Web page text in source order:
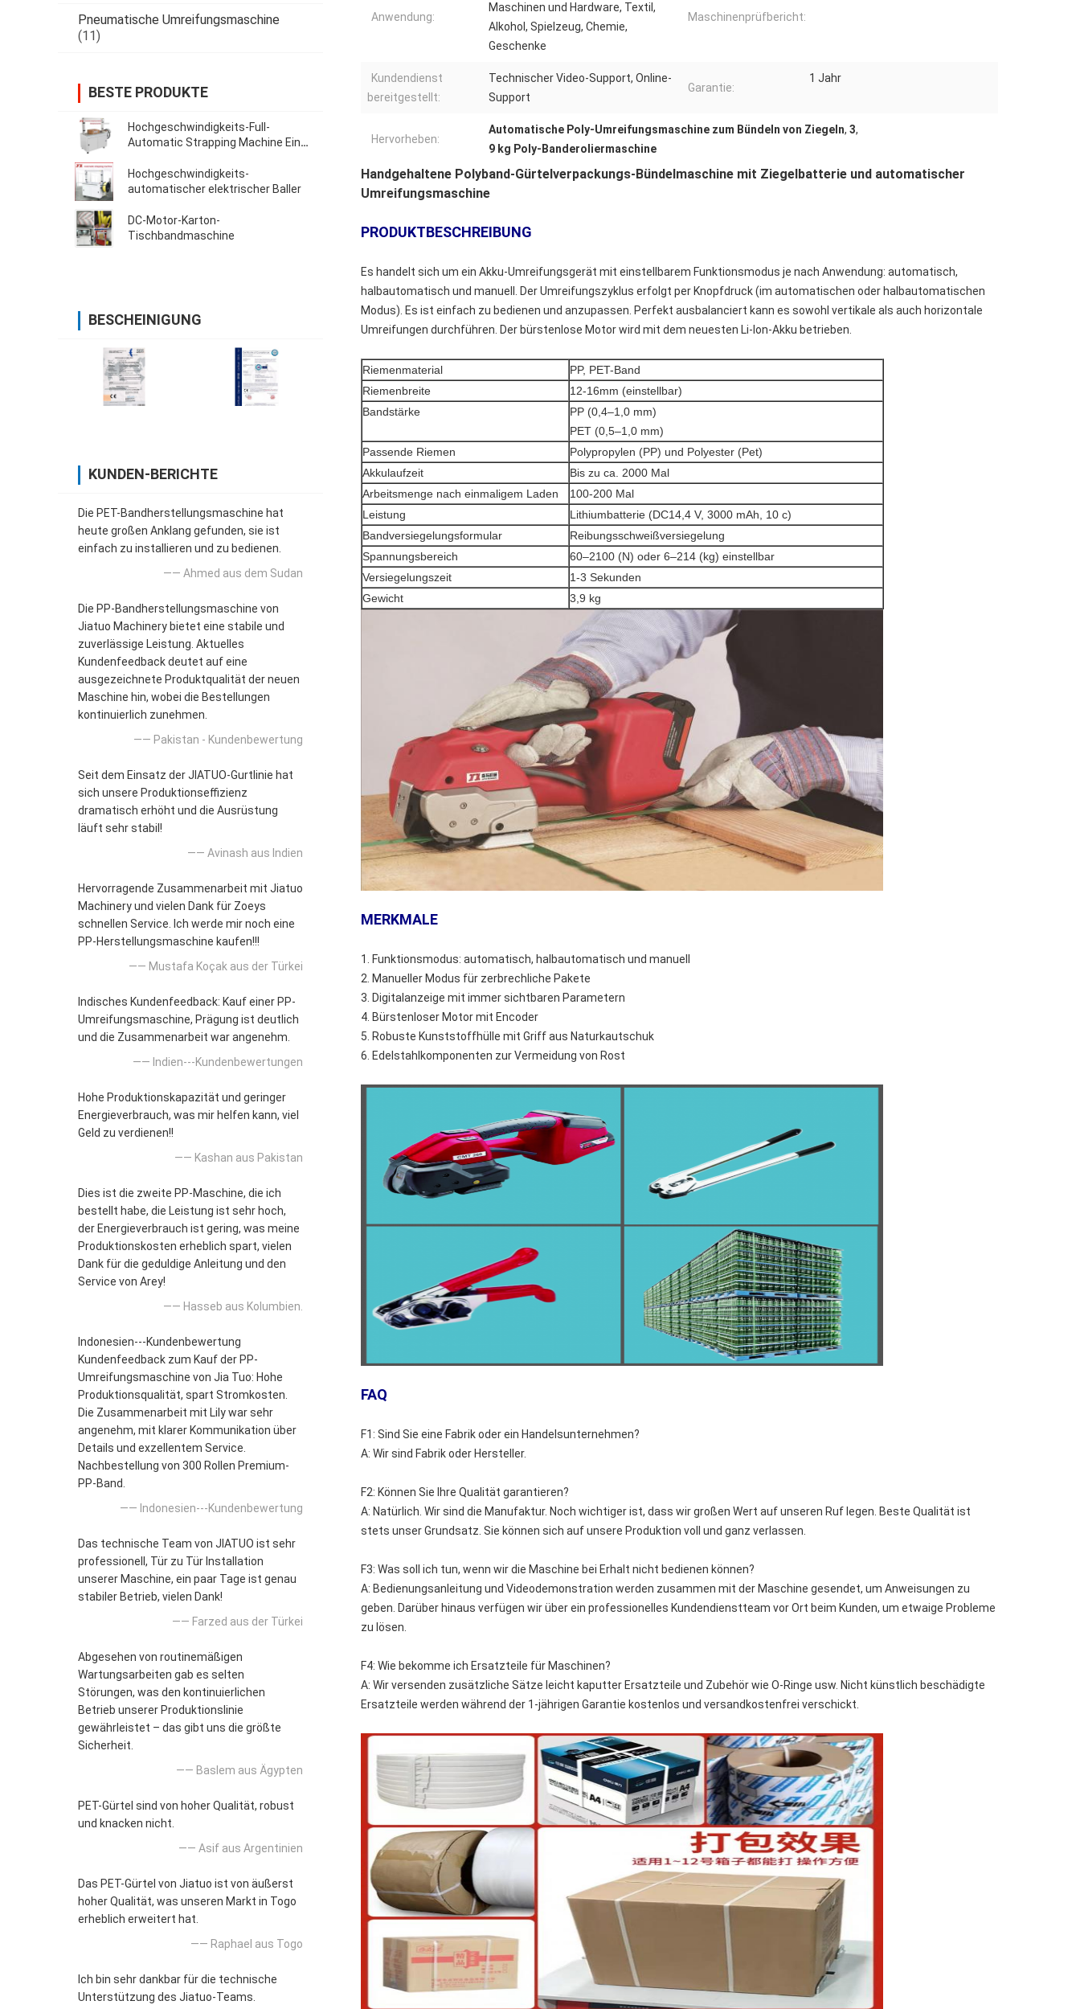
Pneumatische Umreifungsmaschine
(11)
BESTE PRODUKTE
Hochgeschwindigkeits-Full-
Automatic Strapping Machine Ein-
Bildschirm
Hochgeschwindigkeits-
automatischer elektrischer Baller
DC-Motor-Karton-
Tischbandmaschine
BESCHEINIGUNG
KUNDEN-BERICHTE
Die PET-Bandherstellungsmaschine hat
heute großen Anklang gefunden, sie ist
einfach zu installieren und zu bedienen.
—— Ahmed aus dem Sudan
Die PP-Bandherstellungsmaschine von
Jiatuo Machinery bietet eine stabile und
zuverlässige Leistung. Aktuelles
Kundenfeedback deutet auf eine
ausgezeichnete Produktqualität der neuen
Maschine hin, wobei die Bestellungen
kontinuierlich zunehmen.
—— Pakistan - Kundenbewertung
Seit dem Einsatz der JIATUO-Gurtlinie hat
sich unsere Produktionseffizienz
dramatisch erhöht und die Ausrüstung
läuft sehr stabil!
—— Avinash aus Indien
Hervorragende Zusammenarbeit mit Jiatuo
Machinery und vielen Dank für Zoeys
schnellen Service. Ich werde mir noch eine
PP-Herstellungsmaschine kaufen!!!
—— Mustafa Koçak aus der Türkei
Indisches Kundenfeedback: Kauf einer PP-
Umreifungsmaschine, Prägung ist deutlich
und die Zusammenarbeit war angenehm.
—— Indien---Kundenbewertungen
Hohe Produktionskapazität und geringer
Energieverbrauch, was mir helfen kann, viel
Geld zu verdienen!!
—— Kashan aus Pakistan
Dies ist die zweite PP-Maschine, die ich
bestellt habe, die Leistung ist sehr hoch,
der Energieverbrauch ist gering, was meine
Produktionskosten erheblich spart, vielen
Dank für die geduldige Anleitung und den
Service von Arey!
—— Hasseb aus Kolumbien.
Indonesien---Kundenbewertung
Kundenfeedback zum Kauf der PP-
Umreifungsmaschine von Jia Tuo: Hohe
Produktionsqualität, spart Stromkosten.
Die Zusammenarbeit mit Lily war sehr
angenehm, mit klarer Kommunikation über
Details und exzellentem Service.
Nachbestellung von 300 Rollen Premium-
PP-Band.
—— Indonesien---Kundenbewertung
Das technische Team von JIATUO ist sehr
professionell, Tür zu Tür Installation
unserer Maschine, ein paar Tage ist genau
stabiler Betrieb, vielen Dank!
—— Farzed aus der Türkei
Abgesehen von routinemäßigen
Wartungsarbeiten gab es selten
Störungen, was den kontinuierlichen
Betrieb unserer Produktionslinie
gewährleistet – das gibt uns die größte
Sicherheit.
—— Baslem aus Ägypten
PET-Gürtel sind von hoher Qualität, robust
und knacken nicht.
—— Asif aus Argentinien
Das PET-Gürtel von Jiatuo ist von äußerst
hoher Qualität, was unseren Markt in Togo
erheblich erweitert hat.
—— Raphael aus Togo
Ich bin sehr dankbar für die technische
Unterstützung des Jiatuo-Teams.
Anwendung:
Maschinen und Hardware, Textil,
Alkohol, Spielzeug, Chemie,
Geschenke
Maschinenprüfbericht:
Kundendienst
bereitgestellt:
Technischer Video-Support, Online-
Support
Garantie:
1 Jahr
Hervorheben:
Automatische Poly-Umreifungsmaschine zum Bündeln von Ziegeln, 3,
9 kg Poly-Banderoliermaschine
Handgehaltene Polyband-Gürtelverpackungs-Bündelmaschine mit Ziegelbatterie und automatischer
Umreifungsmaschine
PRODUKTBESCHREIBUNG
Es handelt sich um ein Akku-Umreifungsgerät mit einstellbarem Funktionsmodus je nach Anwendung: automatisch,
halbautomatisch und manuell. Der Umreifungszyklus erfolgt per Knopfdruck (im automatischen oder halbautomatischen
Modus). Es ist einfach zu bedienen und anzupassen. Perfekt ausbalanciert kann es sowohl vertikale als auch horizontale
Umreifungen durchführen. Der bürstenlose Motor wird mit dem neuesten Li-Ion-Akku betrieben.
Riemenmaterial
PP, PET-Band
Riemenbreite
12-16mm (einstellbar)
Bandstärke
PP (0,4–1,0 mm)
PET (0,5–1,0 mm)
Passende Riemen
Polypropylen (PP) und Polyester (Pet)
Akkulaufzeit
Bis zu ca. 2000 Mal
Arbeitsmenge nach einmaligem Laden
100-200 Mal
Leistung
Lithiumbatterie (DC14,4 V, 3000 mAh, 10 c)
Bandversiegelungsformular
Reibungsschweißversiegelung
Spannungsbereich
60–2100 (N) oder 6–214 (kg) einstellbar
Versiegelungszeit
1-3 Sekunden
Gewicht
3,9 kg
MERKMALE
1. Funktionsmodus: automatisch, halbautomatisch und manuell
2. Manueller Modus für zerbrechliche Pakete
3. Digitalanzeige mit immer sichtbaren Parametern
4. Bürstenloser Motor mit Encoder
5. Robuste Kunststoffhülle mit Griff aus Naturkautschuk
6. Edelstahlkomponenten zur Vermeidung von Rost
FAQ
F1: Sind Sie eine Fabrik oder ein Handelsunternehmen?
A: Wir sind Fabrik oder Hersteller.
F2: Können Sie Ihre Qualität garantieren?
A: Natürlich. Wir sind die Manufaktur. Noch wichtiger ist, dass wir großen Wert auf unseren Ruf legen. Beste Qualität ist
stets unser Grundsatz. Sie können sich auf unsere Produktion voll und ganz verlassen.
F3: Was soll ich tun, wenn wir die Maschine bei Erhalt nicht bedienen können?
A: Bedienungsanleitung und Videodemonstration werden zusammen mit der Maschine gesendet, um Anweisungen zu
geben. Darüber hinaus verfügen wir über ein professionelles Kundendienstteam vor Ort beim Kunden, um etwaige Probleme
zu lösen.
F4: Wie bekomme ich Ersatzteile für Maschinen?
A: Wir versenden zusätzliche Sätze leicht kaputter Ersatzteile und Zubehör wie O-Ringe usw. Nicht künstlich beschädigte
Ersatzteile werden während der 1-jährigen Garantie kostenlos und versandkostenfrei verschickt.